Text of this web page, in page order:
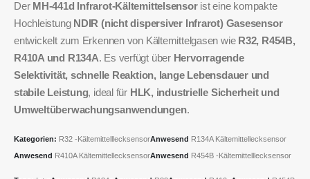
Der MH-441d Infrarot-Kältemittelsensorist eine kompakte
Hochleistung NDIR (nicht dispersiver Infrarot) Gasesensor
entwickelt zum Erkennen von Kältemittelgasen wie R32, R454B,
R410A und R134A. Es verfügt über Hervorragende
Selektivität, schnelle Reaktion, lange Lebensdauer und
stabile Leistung, ideal für HLK, industrielle Sicherheit und
Umweltüberwachungsanwendungen.
Kategorien: R32 -KältemittelllecksensorAnwesend R134A Kältemittellecksensor
Anwesend R410A KältemittellecksensorAnwesend R454B -Kältemittelllecksensor